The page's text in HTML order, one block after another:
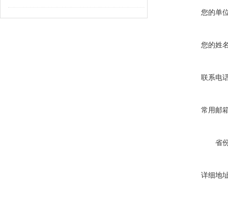
您的单
您的姓
联系电
常用邮
省
详细地